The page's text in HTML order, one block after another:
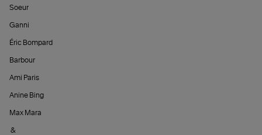
Soeur
Ganni
Éric Bompard
Barbour
Ami Paris
Anine Bing
Max Mara
&